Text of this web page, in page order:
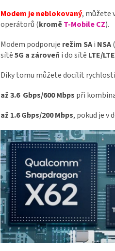
Modem je neblokovaný, můžete
operátorů (kroměT-Mobile CZ).
Modem podporuje režim SAi NSA
sítě5G a zároveň i do sítě LTE/
Díky tomu můžete docílit
až 3.6 Gbps/600 Mbps při
až 1.6 Gbps/200 Mbps, pokud je v